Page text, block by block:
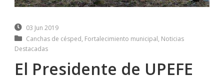
03 Jun 2019
Canchas de césped, Fortalecimiento municipal, Noticias
Destacadas
El Presidente de UPEFE